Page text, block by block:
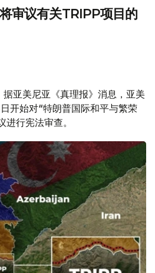
审议有关TRIPP项目的
据亚美尼亚《真理报》消息，亚美
开始对“特朗普国际和平与繁荣
进行宪法审查。